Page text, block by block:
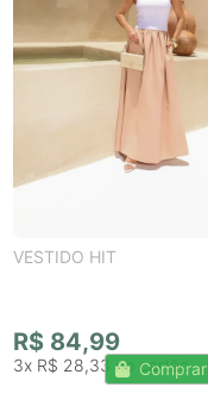
VESTIDO HIT
R$ 84,99
3x R$ 28,33 Comprar